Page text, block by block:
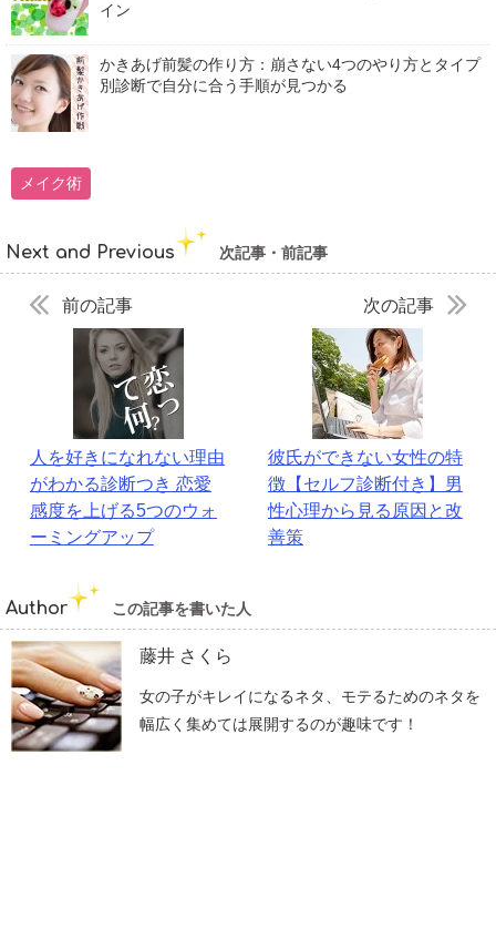
イン
かきあげ前髪の作り方：崩さない4つのやり方とタイプ
別診断で自分に合う手順が見つかる
メイク術
Next and Previous 次記事・前記事
前の記事
人を好きになれない理由
がわかる診断つき 恋愛
感度を上げる5つのウォ
ーミングアップ
次の記事
彼氏ができない女性の特
徴【セルフ診断付き】男
性心理から見る原因と改
善策
Author この記事を書いた人
藤井 さくら
女の子がキレイになるネタ、モテるためのネタを
幅広く集めては展開するのが趣味です！